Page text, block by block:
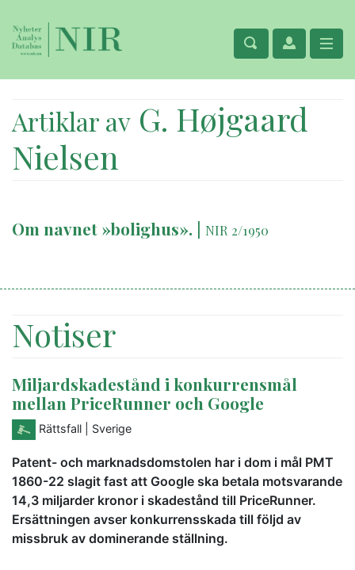
Artiklar av G. Højgaard
Nielsen
Om navnet »bolighus». | NIR 2/1950
Notiser
Miljardskadestånd i konkurrensmål
mellan PriceRunner och Google
Rättsfall | Sverige
Patent- och marknadsdomstolen har i dom i mål PMT
1860-22 slagit fast att Google ska betala motsvarande
14,3 miljarder kronor i skadestånd till PriceRunner.
Ersättningen avser konkurrensskada till följd av
missbruk av dominerande ställning.